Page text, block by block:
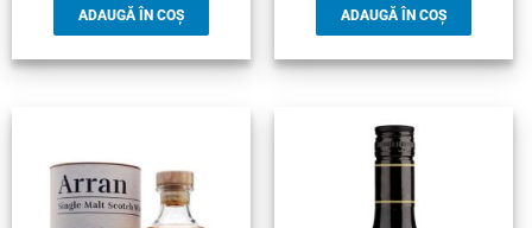
ADAUGĂ ÎN COȘ ADAUGĂ ÎN COȘ